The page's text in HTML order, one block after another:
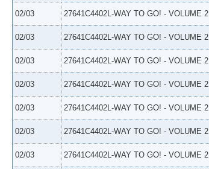
02/03 27641C4402L-WAY TO GO! - VOLUME 2
02/03 27641C4402L-WAY TO GO! - VOLUME 2
02/03 27641C4402L-WAY TO GO! - VOLUME 2
02/03 27641C4402L-WAY TO GO! - VOLUME 2
02/03 27641C4402L-WAY TO GO! - VOLUME 2
02/03 27641C4402L-WAY TO GO! - VOLUME 2
02/03 27641C4402L-WAY TO GO! - VOLUME 2